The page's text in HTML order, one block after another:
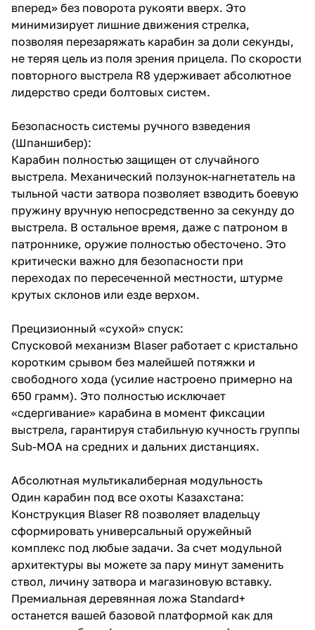
вперед» без поворота рукояти вверх. Это
минимизирует лишние движения стрелка,
позволяя перезаряжать карабин за доли секунды,
не теряя цель из поля зрения прицела. По скорости
повторного выстрела R8 удерживает абсолютное
лидерство среди болтовых систем.
Безопасность системы ручного взведения
(Шпаншибер):
Карабин полностью защищен от случайного
выстрела. Механический ползунок-нагнетатель на
тыльной части затвора позволяет взводить боевую
пружину вручную непосредственно за секунду до
выстрела. В остальное время, даже с патроном в
патроннике, оружие полностью обесточено. Это
критически важно для безопасности при
переходах по пересеченной местности, штурме
крутых склонов или езде верхом.
Прецизионный «сухой» спуск:
Спусковой механизм Blaser работает с кристально
коротким срывом без малейшей потяжки и
свободного хода (усилие настроено примерно на
650 грамм). Это полностью исключает
«сдергивание» карабина в момент фиксации
выстрела, гарантируя стабильную кучность группы
Sub-MOA на средних и дальних дистанциях.
Абсолютная мультикалиберная модульность
Один карабин под все охоты Казахстана:
Конструкция Blaser R8 позволяет владельцу
сформировать универсальный оружейный
комплекс под любые задачи. За счет модульной
архитектуры вы можете за пару минут заменить
ствол, личину затвора и магазиновую вставку.
Премиальная деревянная ложа Standard+
останется вашей базовой платформой как для